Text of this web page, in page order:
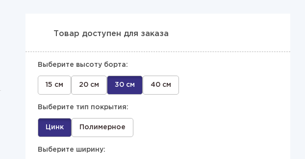
Товар доступен для заказа
Выберите высоту борта:
15 см 20 см 30 см 40 см
Выберите тип покрытия:
Цинк Полимерное
Выберите ширину: